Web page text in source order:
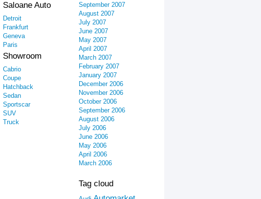
Saloane Auto
Detroit
Frankfurt
Geneva
Paris
Showroom
Cabrio
Coupe
Hatchback
Sedan
Sportscar
SUV
Truck
September 2007
August 2007
July 2007
June 2007
May 2007
April 2007
March 2007
February 2007
January 2007
December 2006
November 2006
October 2006
September 2006
August 2006
July 2006
June 2006
May 2006
April 2006
March 2006
Tag cloud